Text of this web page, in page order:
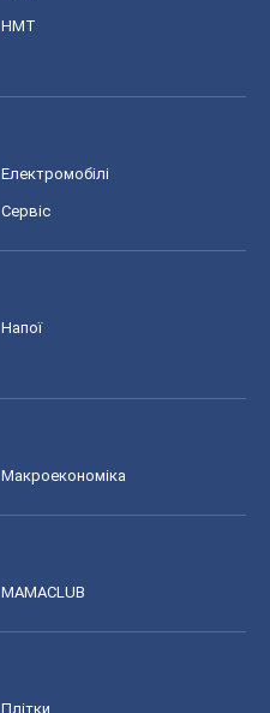
НМТ
Електромобілі
Сервіс
Напої
Макроекономіка
MAMACLUB
Плітки